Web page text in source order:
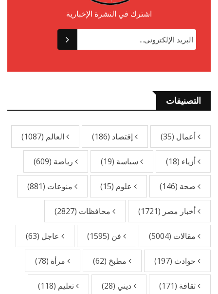
اشترك في النشرة الإخبارية
التصنيفات
أعمال (35) إقتصاد (186) العالم (1087)
أزياء (18) سياسة (19) رياضة (609)
صحة (146) علوم (15) منوعات (881)
أخبار مصر (1721) محافظات (2827)
مقالات (5004) فن (1595) عاجل (63)
حوادث (197) مطبخ (62) مرأة (78)
ثقافة (171) ديني (28) تعليم (118)